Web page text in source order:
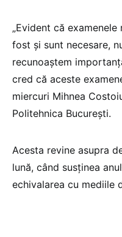
„Evident că
fost și sunt necesare,
recunoaștem
cred că aceste
miercuri Mihnea
Politehnica Bucureşti.
Acesta revine asupra
lună, când susţinea
echivalarea cu mediile